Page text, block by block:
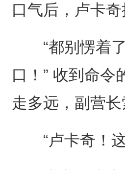
口气后，卢卡
“都别愣着了
口！” 收到命令
走多远，副营
“卢卡奇！这